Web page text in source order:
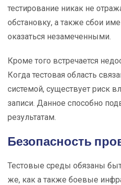
тестирование никак не
обстановку, а также сбои
оказаться незамеченными.
Кроме того встречается
Когда тестовая область
системой, существует риск
записи. Данное способно
результатам.
Безопасность
Тестовые среды обязаны
же, как а также боевые